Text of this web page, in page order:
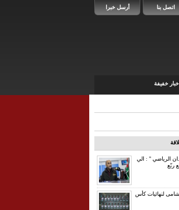
أرسل خبرا اتصل بنا
خفيفة
الرياضي " : الي
ربّع
لنهائيات كأس